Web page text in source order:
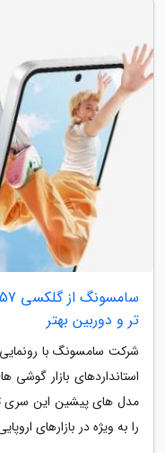
تر و دوربین بهتر
شرکت سامسونگ با
استانداردهای بازار گوشی
مدل های پیشین این سری
را به ویژه در بازارهای